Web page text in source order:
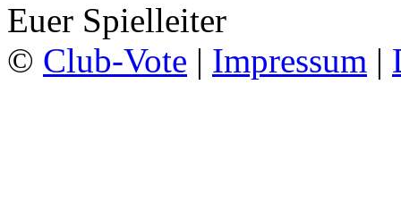
Euer Spielleiter
© Club-Vote | Impressum |